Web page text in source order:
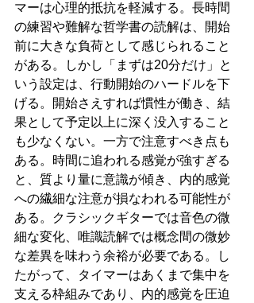
マーは心理的抵抗を軽減する。長時間
の練習や難解な哲学書の読解は、開始
前に大きな負荷として感じられること
がある。しかし「まずは20分だけ」と
いう設定は、行動開始のハードルを下
げる。開始さえすれば慣性が働き、結
果として予定以上に深く没入すること
も少なくない。一方で注意すべき点も
ある。時間に追われる感覚が強すぎる
と、質より量に意識が傾き、内的感覚
への繊細な注意が損なわれる可能性が
ある。クラシックギターでは音色の微
細な変化、唯識読解では概念間の微妙
な差異を味わう余裕が必要である。し
たがって、タイマーはあくまで集中を
支える枠組みであり、内的感覚を圧迫